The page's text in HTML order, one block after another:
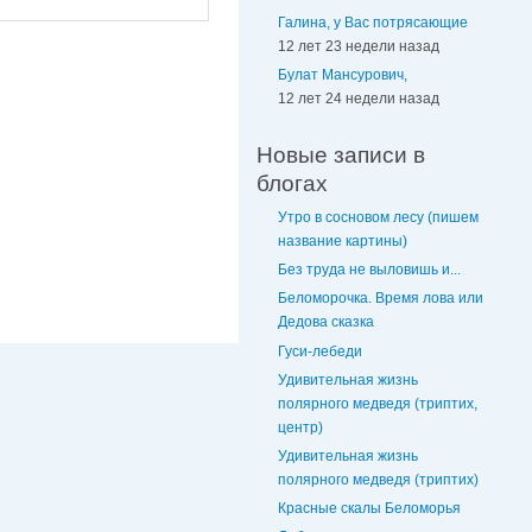
Галина, у Вас потрясающие
12 лет 23 недели назад
Булат Мансурович,
12 лет 24 недели назад
Новые записи в
блогах
Утро в сосновом лесу (пишем
название картины)
Без труда не выловишь и...
Беломорочка. Время лова или
Дедова сказка
Гуси-лебеди
Удивительная жизнь
полярного медведя (триптих,
центр)
Удивительная жизнь
полярного медведя (триптих)
Красные скалы Беломорья